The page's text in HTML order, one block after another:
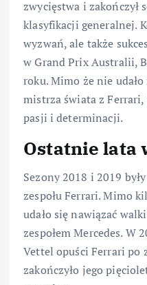
zwycięstwa i zakończył
klasyfikacji generalnej.
wyzwań, ale także
w Grand Prix Australii,
roku. Mimo że nie
mistrza świata z Ferrari,
pasji i determinacji.
Ostatnie lata
Sezony 2018 i 2019
zespołu Ferrari. Mimo
udało się nawiązać
zespołem Mercedes. W
Vettel opuści Ferrari po
zakończyło jego